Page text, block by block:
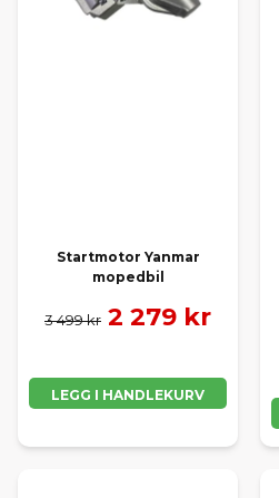
Startmotor Yanmar
mopedbil
3 499 kr 2 279 kr
LEGG I HANDLEKURV